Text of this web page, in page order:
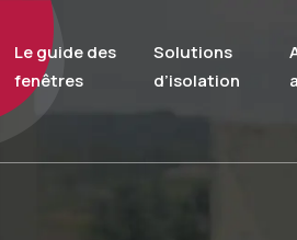
Le guide des
fenêtres
Solutions
d’isolation